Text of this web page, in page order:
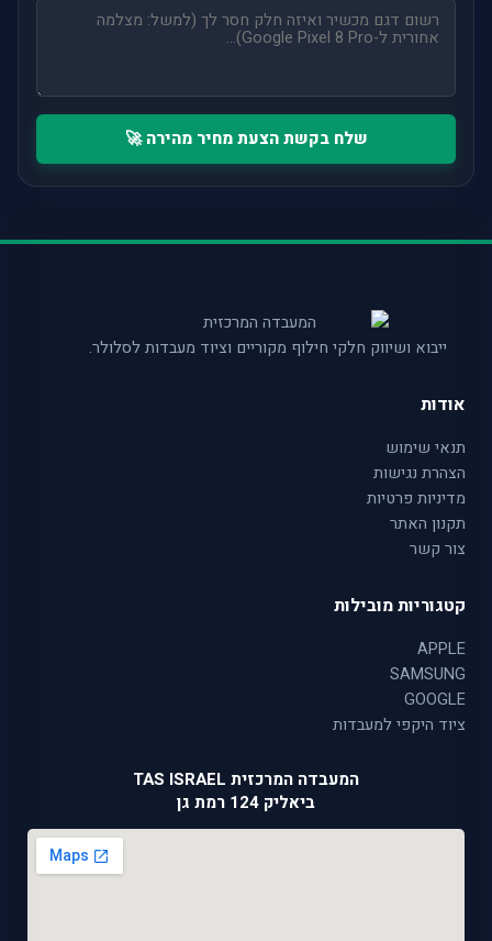
שלח בקשת הצעת מחיר מהירה 🚀
ייבוא ושיווק חלקי חילוף מקוריים וציוד מעבדות לסלולר.
אודות
תנאי שימוש
הצהרת נגישות
מדיניות פרטיות
תקנון האתר
צור קשר
קטגוריות מובילות
APPLE
SAMSUNG
GOOGLE
ציוד היקפי למעבדות
המעבדה המרכזית TAS ISRAEL
ביאליק 124 רמת גן